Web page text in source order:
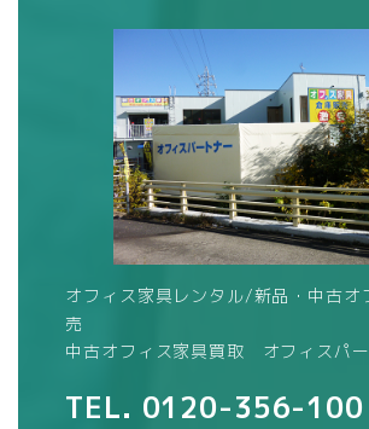
オフィス家具レンタル/新品・中古オ
売
中古オフィス家具買取 オフィスパ
TEL. 0120-356-100